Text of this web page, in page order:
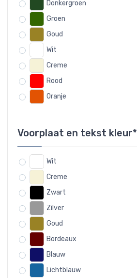
Donkergroen
Groen
Goud
Wit
Creme
Rood
Oranje
Voorplaat en tekst kleur*
Wit
Creme
Zwart
Zilver
Goud
Bordeaux
Blauw
Lichtblauw